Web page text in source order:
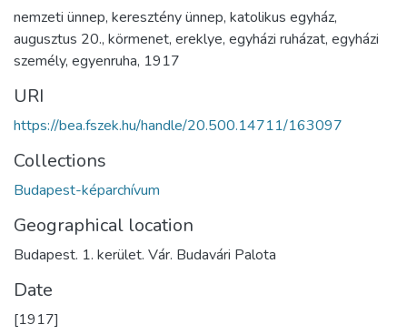
nemzeti ünnep, keresztény ünnep, katolikus egyház,
augusztus 20., körmenet, ereklye, egyházi ruházat, egyházi
személy, egyenruha, 1917
URI
https://bea.fszek.hu/handle/20.500.14711/163097
Collections
Budapest-képarchívum
Geographical location
Budapest. 1. kerület. Vár. Budavári Palota
Date
[1917]